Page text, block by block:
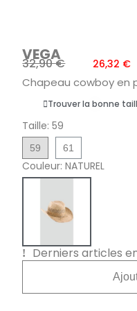
VEGA
32,90 € 26,32 €
Chapeau cowboy en
Trouver la bonne
Taille 59
59 61
Couleur NATUREL
Derniers articles